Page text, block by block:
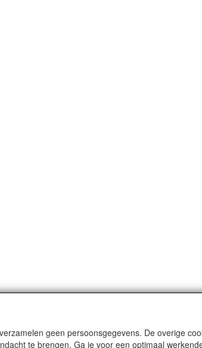
geen persoonsgegevens. De overige
te brengen. Ga je voor een optimaal